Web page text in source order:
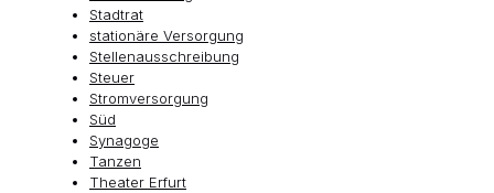
Stadtrat
stationäre Versorgung
Stellenausschreibung
Steuer
Stromversorgung
Süd
Synagoge
Tanzen
Theater Erfurt